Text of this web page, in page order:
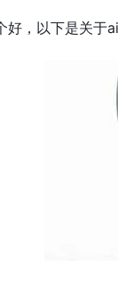
，以下是关于